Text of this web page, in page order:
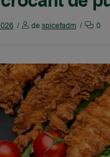
de spicefadm 0